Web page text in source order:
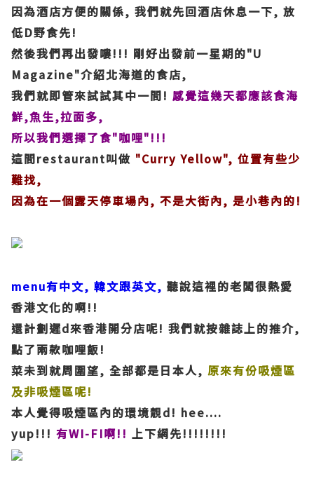
因為酒店方便的關係, 我們就先回酒店休息一下, 放
低D野食先!
然後我們再出發嘍!!! 剛好出發前一星期的"U
Magazine"介紹北海道的食店,
我們就即管來試試其中一間! 感覺這幾天都應該食海
鮮,魚生,拉面多,
所以我們選擇了食"咖哩"!!!
這間restaurant叫做 "Curry Yellow", 位置有些少
難找,
因為在一個露天停車場內, 不是大街內, 是小巷內的!
menu有中文, 韓文跟英文, 聽說這裡的老闆很熱愛
香港文化的啊!!
還計劃遲d來香港開分店呢! 我們就按雜誌上的推介,
點了兩款咖哩飯!
菜未到就周圍望, 全部都是日本人, 原來有份吸煙區
及非吸煙區呢!
本人覺得吸煙區內的環境靚d! hee....
yup!!! 有WI-FI啊!! 上下網先!!!!!!!!